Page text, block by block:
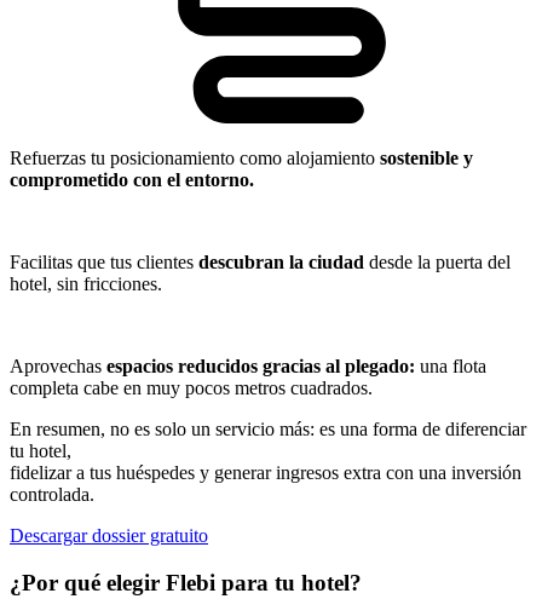
Refuerzas tu posicionamiento como alojamiento sostenible y
comprometido con el entorno.
Facilitas que tus clientes descubran la ciudad desde la puerta del
hotel, sin fricciones.
Aprovechas espacios reducidos gracias al plegado: una flota
completa cabe en muy pocos metros cuadrados.
En resumen, no es solo un servicio más: es una forma de diferenciar
tu hotel,
fidelizar a tus huéspedes y generar ingresos extra con una inversión
controlada.
Descargar dossier gratuito
¿Por qué elegir Flebi para tu hotel?